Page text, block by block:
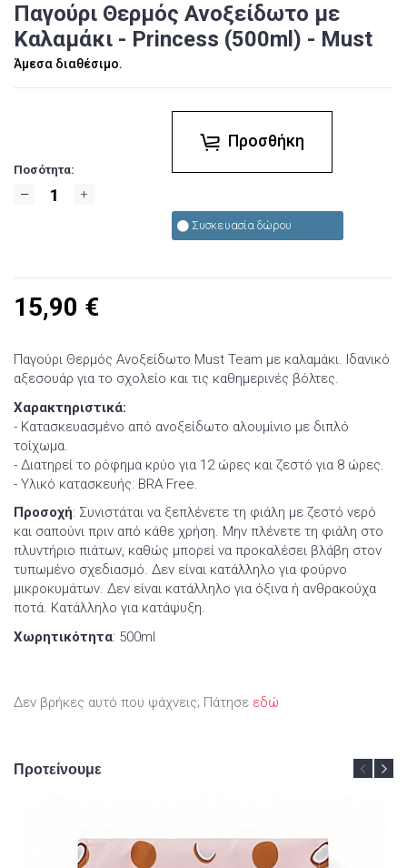
Παγούρι Θερμός Ανοξείδωτο με
Καλαμάκι - Princess (500ml) - Must
Άμεσα διαθέσιμο.
Ποσότητα:
Προσθήκη
Συσκευασία δώρου
15,90 €
Παγούρι Θερμός Ανοξείδωτο Must Team με καλαμάκι. Ιδανικό
αξεσουάρ για το σχολείο και τις καθημερινές βόλτες.
Χαρακτηριστικά:
- Κατασκευασμένο από ανοξείδωτο αλουμίνιο με διπλό
τοίχωμα.
- Διατηρεί το ρόφημα κρύο για 12 ώρες και ζεστό για 8 ώρες.
- Υλικό κατασκευής: BRA Free.
Προσοχή: Συνιστάται να ξεπλένετε τη φιάλη με ζεστό νερό
και σαπούνι πριν από κάθε χρήση. Μην πλένετε τη φιάλη στο
πλυντήριο πιάτων, καθώς μπορεί να προκαλέσει βλάβη στον
τυπωμένο σχεδιασμό. Δεν είναι κατάλληλο για φούρνο
μικροκυμάτων. Δεν είναι κατάλληλο για όξινα ή ανθρακούχα
ποτά. Κατάλληλο για κατάψυξη.
Χωρητικότητα: 500ml
Δεν βρήκες αυτό που ψάχνεις; Πάτησε εδώ
Προτείνουμε